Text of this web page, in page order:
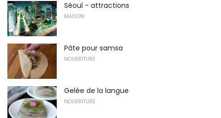
Séoul - attractions
MAISON
Pâte pour samsa
NOURRITURE
Gelée de la langue
NOURRITURE